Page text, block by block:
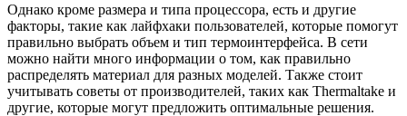
Однако кроме размера и типа процессора, есть и другие
факторы, такие как лайфхаки пользователей, которые помогут
правильно выбрать объем и тип термоинтерфейса. В сети
можно найти много информации о том, как правильно
распределять материал для разных моделей. Также стоит
учитывать советы от производителей, таких как Thermaltake и
другие, которые могут предложить оптимальные решения.